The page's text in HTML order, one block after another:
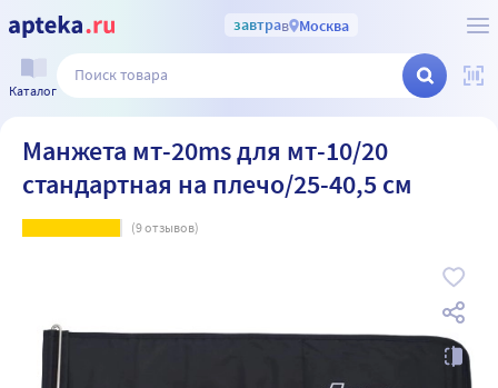
завтрав Москва
Каталог
Манжета мт-20ms для мт-10/20
стандартная на плечо/25-40,5 см
(9отзывов)